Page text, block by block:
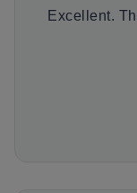
Excellent.